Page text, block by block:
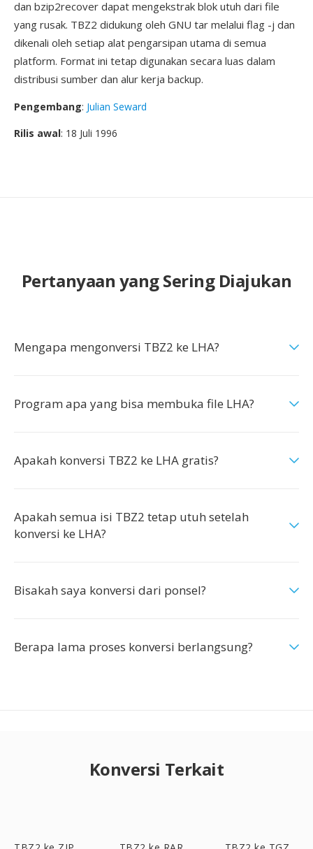
dan bzip2recover dapat mengekstrak blok utuh dari file
yang rusak. TBZ2 didukung oleh GNU tar melalui flag -j dan
dikenali oleh setiap alat pengarsipan utama di semua
platform. Format ini tetap digunakan secara luas dalam
distribusi sumber dan alur kerja backup.
Pengembang: Julian Seward
Rilis awal: 18 Juli 1996
Pertanyaan yang Sering Diajukan
Mengapa mengonversi TBZ2 ke LHA?
Program apa yang bisa membuka file LHA?
Apakah konversi TBZ2 ke LHA gratis?
Apakah semua isi TBZ2 tetap utuh setelah
konversi ke LHA?
Bisakah saya konversi dari ponsel?
Berapa lama proses konversi berlangsung?
Konversi Terkait